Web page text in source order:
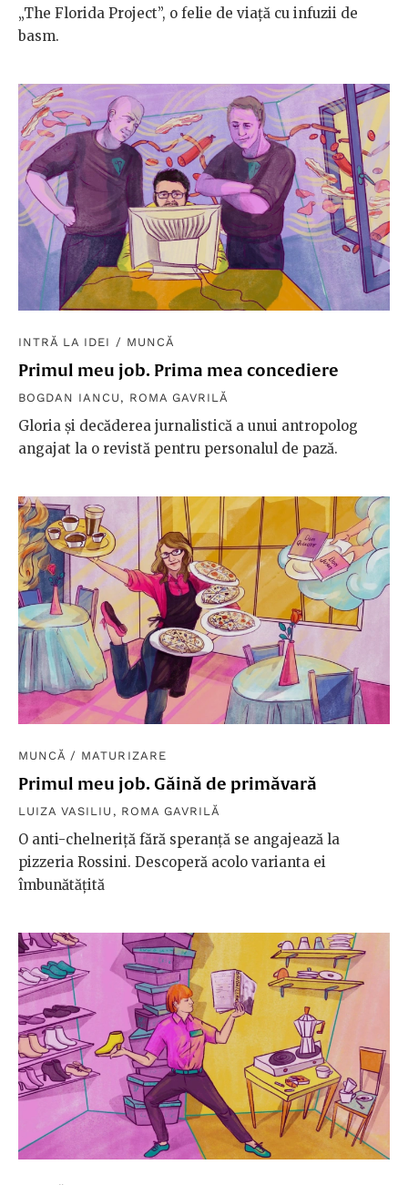
„The Florida Project”, o felie de viață cu infuzii de
basm.
INTRĂ LA IDEI / MUNCĂ
Primul meu job. Prima mea concediere
BOGDAN IANCU , ROMA GAVRILĂ
Gloria și decăderea jurnalistică a unui antropolog
angajat la o revistă pentru personalul de pază.
MUNCĂ / MATURIZARE
Primul meu job. Găină de primăvară
LUIZA VASILIU , ROMA GAVRILĂ
O anti-chelneriță fără speranță se angajează la
pizzeria Rossini. Descoperă acolo varianta ei
îmbunătățită